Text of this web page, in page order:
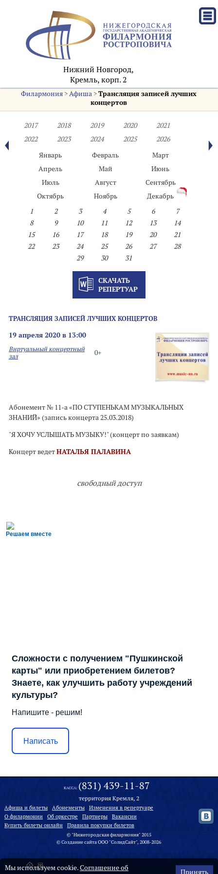
Нижний Новгород,
Кремль, корп. 2
Филармония >Афиша >Трансляция записей лучших
концертов
2017 2018 2019 2020
2021
2022
2023 2024 2025
2026
Январь
Февраль
Март
Апрель
Май
Июнь
Июль
Август
Сентябрь
Октябрь
Ноябрь
Декабрь
1
2 3 4 5 6
7
8
9 10 11 12 13
14
15
16 17 18 19 20
21
22
23 24 25 26 27
28
29
30 31
СКАЧАТЬ
РЕПЕРТУАР
ТРАНСЛЯЦИЯ ЗАПИСЕЙ ЛУЧШИХ КОНЦЕРТОВ
19 апреля 2020 в 13:00
0+
Виртуальный концертный
зал
Абонемент № 11-а «ПО СТУПЕНЬКАМ МУЗЫКАЛЬНЫХ
ЗНАНИЙ» (запись концерта 25.03.2018)
"Я ХОЧУ УСЛЫШАТЬ МУЗЫКУ!" (концерт по заявкам)
Концерт ведетНАТАЛЬЯ ПАЛАВИНА
свободный доступ
Решаем вместе
Сложности с получением "Пушкинской
карты" или приобретением билетов?
Знаете, как улучшить работу учреждений
культуры?
Напишите - решим!
Написать
КАССА: (831) 439-11-87
территория Кремля, 2
Афиша и билеты Абонементы
Изменения в репертуаре
О филармонии
Oб оркестре Партнеры
Вакансии
Купить билеты онлайн
Правила покупки билетов
© "Нижегородская филармония" 2015
©Создание сайтаООО "СолидСайт", 2008-2026
Мы используем cookie.Соглашение об
Принять